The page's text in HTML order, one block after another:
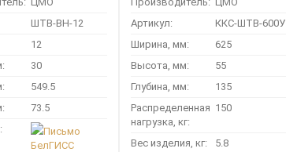
ШТВ-ВН-12
12
30
549.5
73.5
Письмо
БелГИСС
Артикул:
ККС-ШТВ-600У
Ширина, мм:
625
Высота, мм:
55
Глубина, мм:
135
Распределенная
нагрузка, кг:
150
Вес изделия, кг: 5.8